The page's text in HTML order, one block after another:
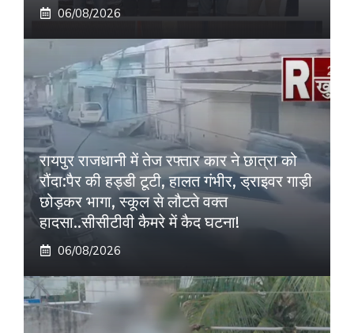
06/08/2026
रायपुर राजधानी में तेज रफ्तार कार ने छात्रा को
रौंदा:पैर की हड्डी टूटी, हालत गंभीर, ड्राइवर गाड़ी
छोड़कर भागा, स्कूल से लौटते वक्त
हादसा..सीसीटीवी कैमरे में कैद घटना!
06/08/2026